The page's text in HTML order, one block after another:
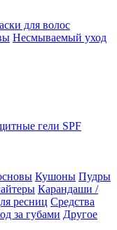
для волос
Несмываемый уход
гели SPF
Кушоны Пудры
Карандаши /
ресниц Средства
за губами Другое